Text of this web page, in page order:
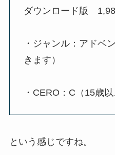
ダウンロード版
・ジャンル：アドベ
きます）
・CERO：C（15歳以
という感じですね。